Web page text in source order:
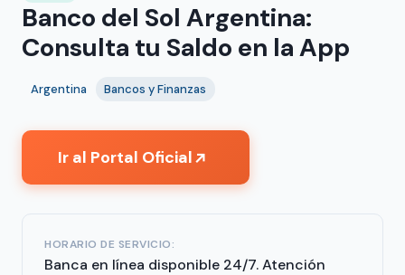
Banco del Sol Argentina:
Consulta tu Saldo en la App
Argentina Bancos y Finanzas
Ir al Portal Oficial↗
HORARIO DE SERVICIO:
Banca en línea disponible 24/7. Atención